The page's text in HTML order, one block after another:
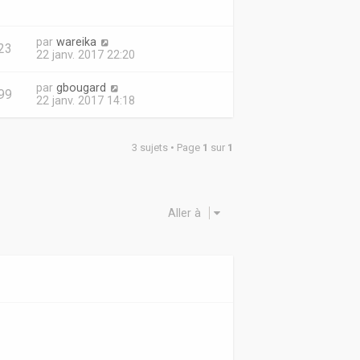
par wareika
22 janv. 2017 22:20
par gbougard
22 janv. 2017 14:18
3 sujets • Page 1 sur 1
Aller à